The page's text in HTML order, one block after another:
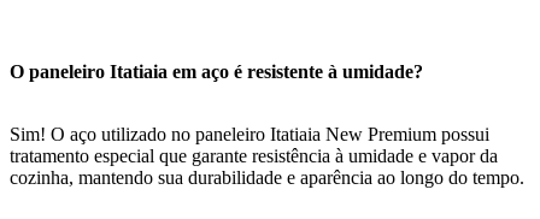
O paneleiro Itatiaia em aço é resistente à umidade?
Sim! O aço utilizado no paneleiro Itatiaia New Premium possui
tratamento especial que garante resistência à umidade e vapor da
cozinha, mantendo sua durabilidade e aparência ao longo do tempo.